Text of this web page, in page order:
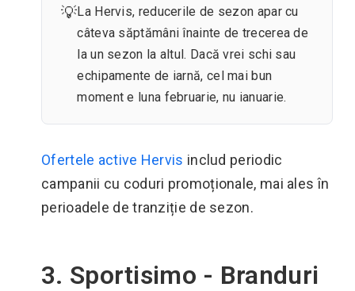
💡La Hervis, reducerile de sezon apar cu
câteva săptămâni înainte de trecerea de
la un sezon la altul. Dacă vrei schi sau
echipamente de iarnă, cel mai bun
moment e luna februarie, nu ianuarie.
Ofertele active Hervis includ periodic
campanii cu coduri promoționale, mai ales în
perioadele de tranziție de sezon.
3. Sportisimo - Branduri